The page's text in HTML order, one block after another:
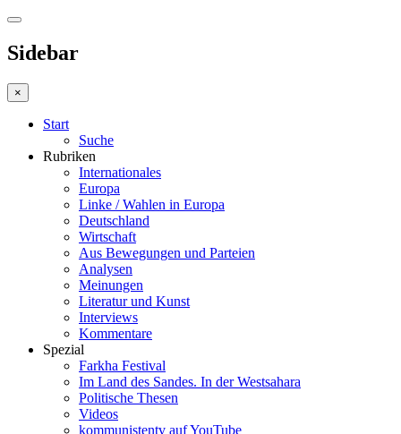
Sidebar
×
Start
Suche
Rubriken
Internationales
Europa
Linke / Wahlen in Europa
Deutschland
Wirtschaft
Aus Bewegungen und Parteien
Analysen
Meinungen
Literatur und Kunst
Interviews
Kommentare
Spezial
Farkha Festival
Im Land des Sandes. In der Westsahara
Politische Thesen
Videos
kommunistentv auf YouTube